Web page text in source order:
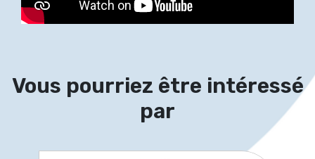
Vous pourriez être intéressé
par